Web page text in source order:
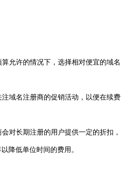
允许的情况下，选择相对便宜的域名
域名注册商的促销活动，以便在续费
长期注册的用户提供一定的折扣，
降低单位时间的费用。